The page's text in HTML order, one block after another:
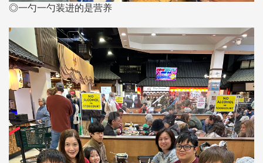
◎一勺一勺装进的是营养